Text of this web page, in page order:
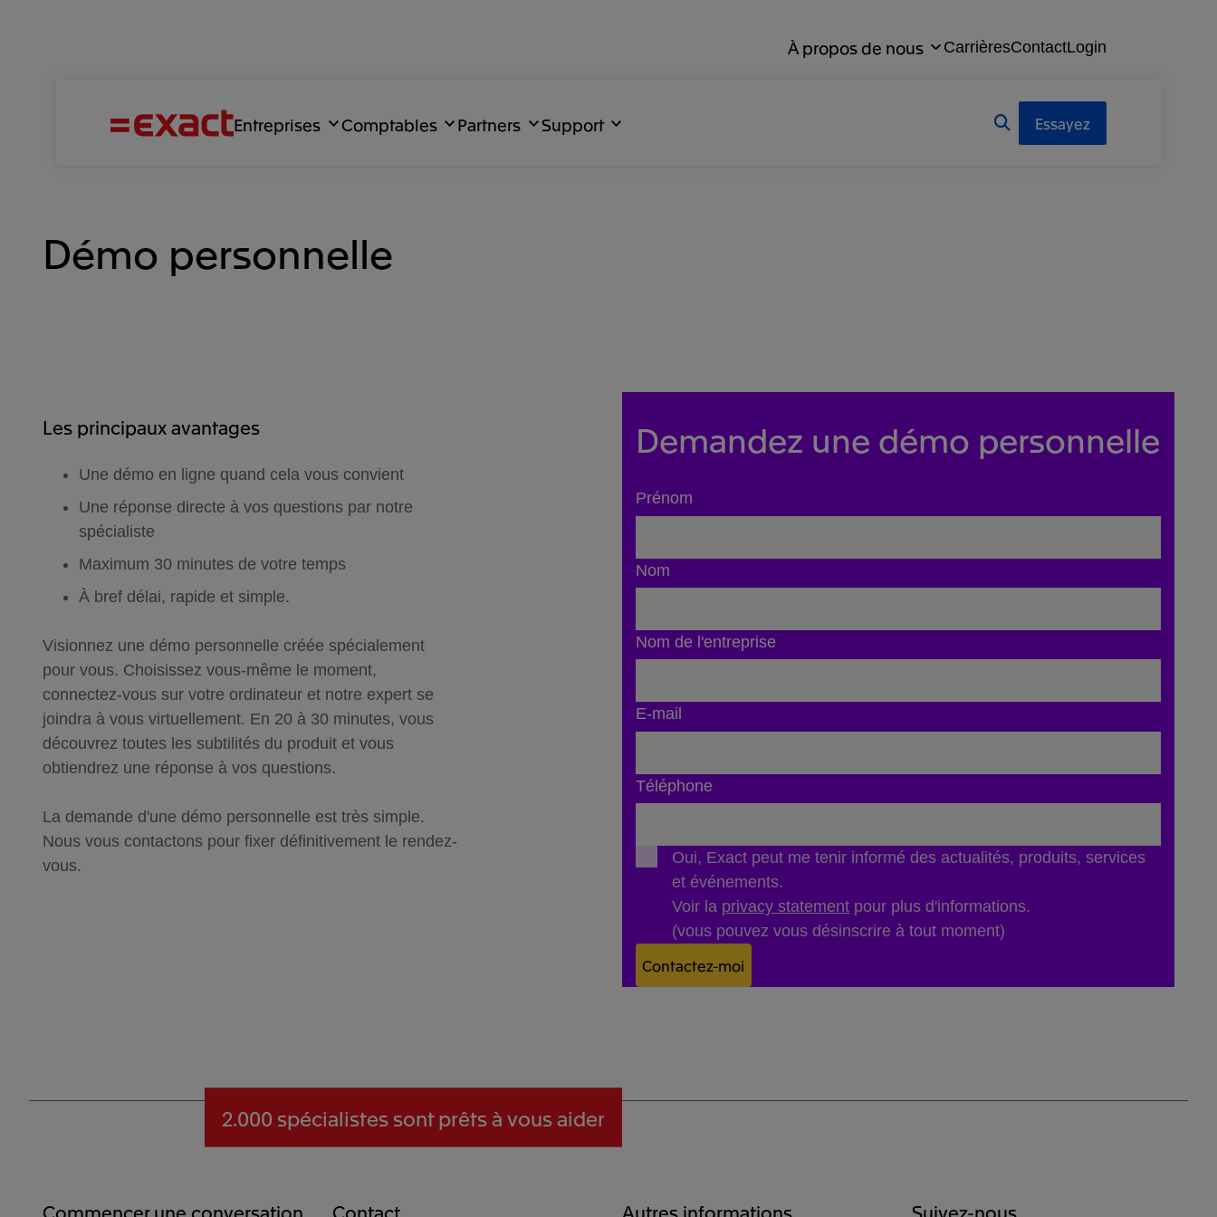
Entreprises Comptables Partners Support Essayez
À propos de nous CarrièresContactLogin
Démo personnelle
Les principaux avantages
Une démo en ligne quand cela vous convient
Une réponse directe à vos questions par notre
spécialiste
Maximum 30 minutes de votre temps
À bref délai, rapide et simple.
Visionnez une démo personnelle créée spécialement
pour vous. Choisissez vous-même le moment,
connectez-vous sur votre ordinateur et notre expert se
joindra à vous virtuellement. En 20 à 30 minutes, vous
découvrez toutes les subtilités du produit et vous
obtiendrez une réponse à vos questions.
La demande d'une démo personnelle est très simple.
Nous vous contactons pour fixer définitivement le rendez-
vous.
Demandez une démo personnelle
Prénom
Nom
Nom de l'entreprise
E-mail
Téléphone
Oui, Exact peut me tenir informé des actualités, produits, services
et événements.
Voir la privacy statement pour plus d'informations.
(vous pouvez vous désinscrire à tout moment)
Contactez-moi
2.000 spécialistes sont prêts à vous aider
Commencer une conversation Contact Autres informations Suivez-nous